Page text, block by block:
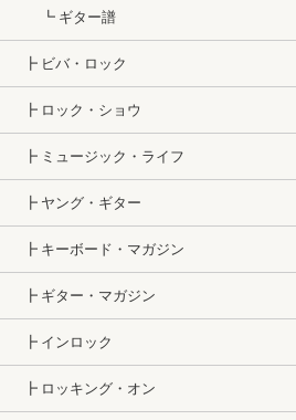
┗ ギター譜
┣ ビバ・ロック
┣ ロック・ショウ
┣ ミュージック・ライフ
┣ ヤング・ギター
┣ キーボード・マガジン
┣ ギター・マガジン
┣ インロック
┣ ロッキング・オン